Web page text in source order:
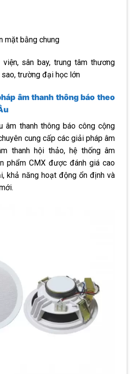
mặt bằng chung
sân bay, trung tâm thương
trường đại học lớn
âm thanh thông báo theo
âm thanh thông báo công cộng
cung cấp các giải pháp âm
thanh hội thảo, hệ thống âm
phẩm CMX được đánh giá cao
khả năng hoạt động ổn định và